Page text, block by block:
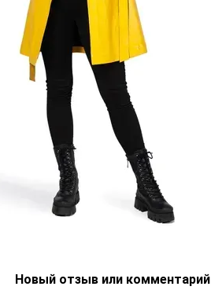
Новый отзыв или комментарий